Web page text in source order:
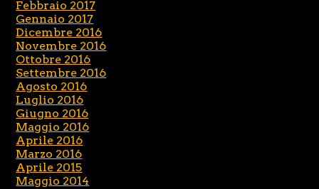
Febbraio 2017
Gennaio 2017
Dicembre 2016
Novembre 2016
Ottobre 2016
Settembre 2016
Agosto 2016
Luglio 2016
Giugno 2016
Maggio 2016
Aprile 2016
Marzo 2016
Aprile 2015
Maggio 2014